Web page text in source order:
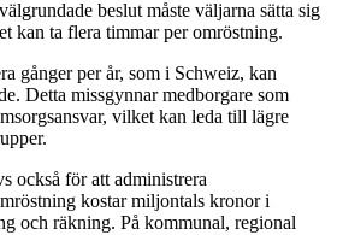
beslut måste väljarna sätta sig
kan ta flera timmar per omröstning.
gånger per år, som i Schweiz, kan
Detta missgynnar medborgare som
vilket kan leda till lägre
också för att administrera
kostar miljontals kronor i
och räkning. På kommunal, regional